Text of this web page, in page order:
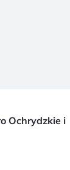
Ochrydzkie i